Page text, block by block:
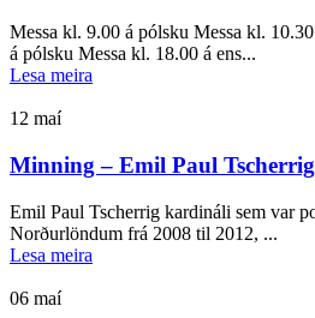
Messa kl. 9.00 á pólsku Messa kl.
á pólsku Messa kl. 18.00 á ens...
Lesa meira
12 maí
Minning – Emil Paul
Emil Paul Tscherrig kardináli sem var
Norðurlöndum frá 2008 til 2012, ...
Lesa meira
06 maí